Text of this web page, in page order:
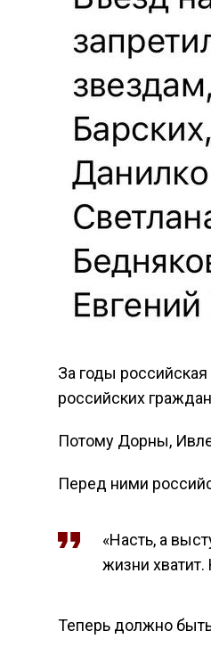
За годы
российских
Потому Дорны,
Перед ними
«Насть, а
жизни хватит.
Теперь должно